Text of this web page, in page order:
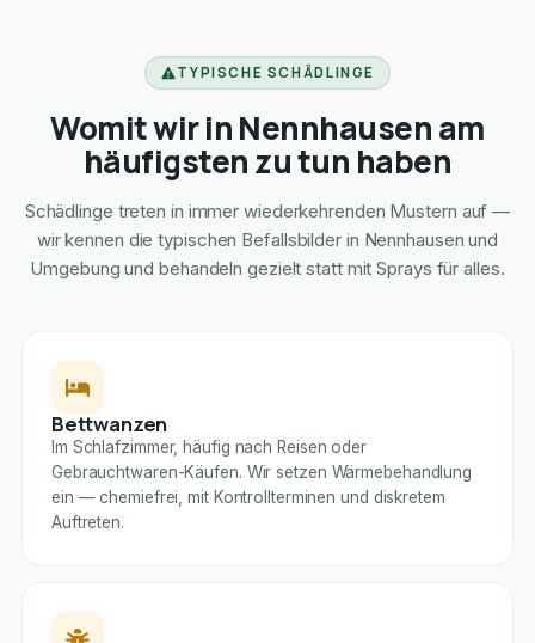
TYPISCHE SCHÄDLINGE
Womit wir in Nennhausen am
häufigsten zu tun haben
Schädlinge treten in immer wiederkehrenden Mustern auf —
wir kennen die typischen Befallsbilder in Nennhausen und
Umgebung und behandeln gezielt statt mit Sprays für alles.
Bettwanzen
Im Schlafzimmer, häufig nach Reisen oder
Gebrauchtwaren-Käufen. Wir setzen Wärmebehandlung
ein — chemiefrei, mit Kontrollterminen und diskretem
Auftreten.